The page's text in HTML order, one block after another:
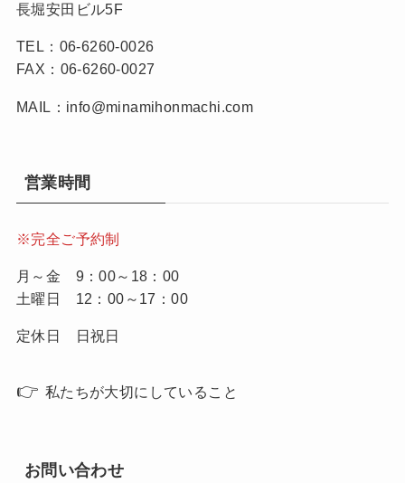
長堀安田ビル5F
TEL：06-6260-0026
FAX：06-6260-0027
MAIL：info@minamihonmachi.com
営業時間
※完全ご予約制
月～金 9：00～18：00
土曜日 12：00～17：00
定休日 日祝日
👉 私たちが大切にしていること
お問い合わせ